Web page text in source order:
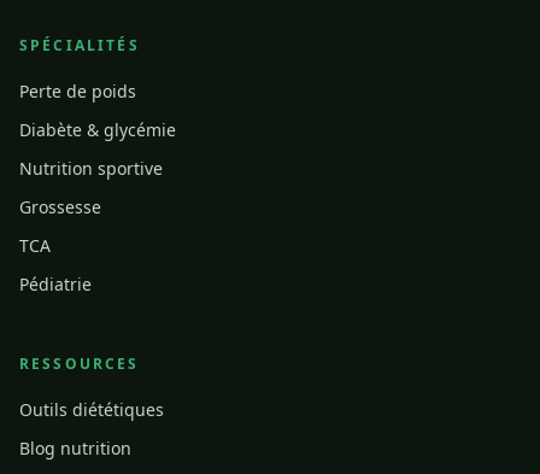
SPÉCIALITÉS
Perte de poids
Diabète & glycémie
Nutrition sportive
Grossesse
TCA
Pédiatrie
RESSOURCES
Outils diététiques
Blog nutrition